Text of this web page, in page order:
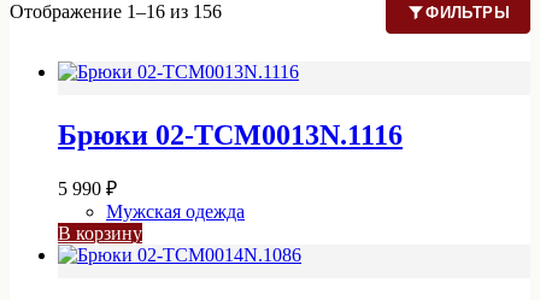
Отображение 1–16 из 156 ФИЛЬТРЫ
Брюки 02-TCM0013N.1116
5 990 ₽
Мужская одежда
В корзину